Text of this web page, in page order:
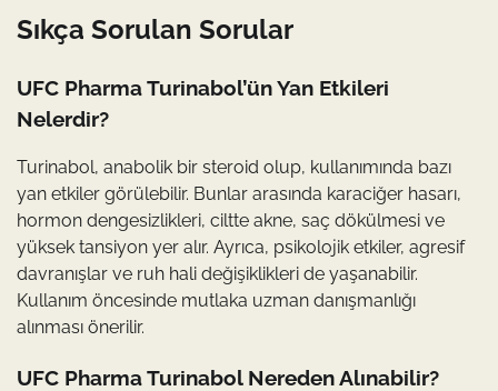
Sıkça Sorulan Sorular
UFC Pharma Turinabol’ün Yan Etkileri
Nelerdir?
Turinabol, anabolik bir steroid olup, kullanımında bazı
yan etkiler görülebilir. Bunlar arasında karaciğer hasarı,
hormon dengesizlikleri, ciltte akne, saç dökülmesi ve
yüksek tansiyon yer alır. Ayrıca, psikolojik etkiler, agresif
davranışlar ve ruh hali değişiklikleri de yaşanabilir.
Kullanım öncesinde mutlaka uzman danışmanlığı
alınması önerilir.
UFC Pharma Turinabol Nereden Alınabilir?